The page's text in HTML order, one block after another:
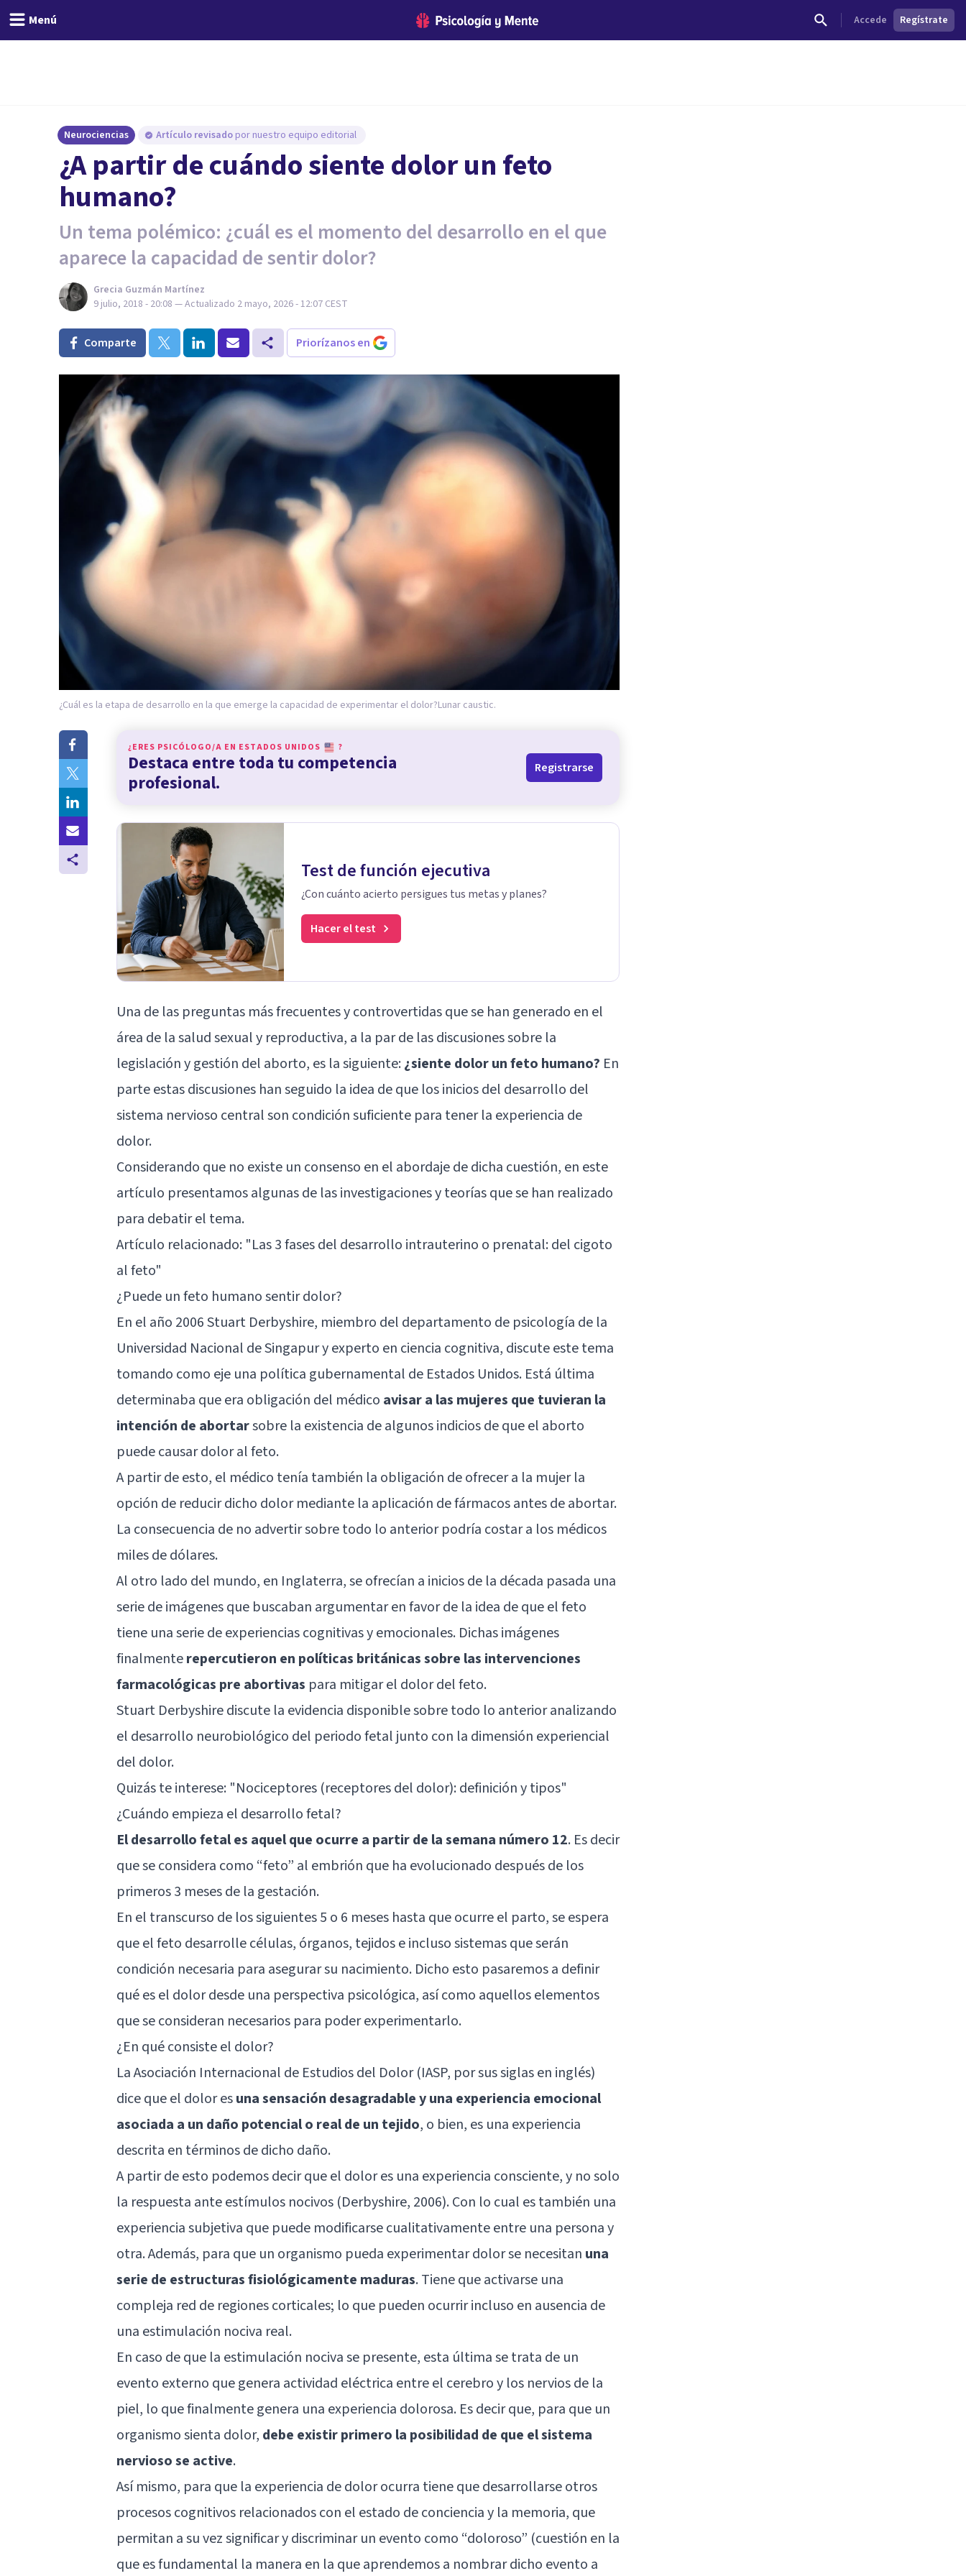
Menú Accede Regístrate
Neurociencias Artículo revisado por nuestro equipo editorial
¿A partir de cuándo siente dolor un feto
humano?
Un tema polémico: ¿cuál es el momento del desarrollo en el que
aparece la capacidad de sentir dolor?
Grecia Guzmán Martínez
9 julio, 2018 - 20:08 — Actualizado 2 mayo, 2026 - 12:07 CEST
Comparte Priorízanos en
¿Cuál es la etapa de desarrollo en la que emerge la capacidad de experimentar el dolor?Lunar caustic.
¿ERES PSICÓLOGO/A EN ESTADOS UNIDOS ?
Destaca entre toda tu competencia
profesional.
Registrarse
Test de función ejecutiva
¿Con cuánto acierto persigues tus metas y planes?
Hacer el test
Una de las preguntas más frecuentes y controvertidas que se han generado en el
área de la salud sexual y reproductiva, a la par de las discusiones sobre la
legislación y gestión del aborto, es la siguiente:¿siente dolor un feto humano? En
parte estas discusiones han seguido la idea de que los inicios del desarrollo del
sistema nervioso central son condición suficiente para tener la experiencia de
dolor.
Considerando que no existe un consenso en el abordaje de dicha cuestión, en este
artículo presentamos algunas de las investigaciones y teorías que se han realizado
para debatir el tema.
Artículo relacionado: "Las 3 fases del desarrollo intrauterino o prenatal: del cigoto
al feto"
¿Puede un feto humano sentir dolor?
En el año 2006 Stuart Derbyshire, miembro del departamento de psicología de la
Universidad Nacional de Singapur y experto en ciencia cognitiva, discute este tema
tomando como eje una política gubernamental de Estados Unidos. Está última
determinaba que era obligación del médico avisar a las mujeres que tuvieran la
intención de abortarsobre la existencia de algunos indicios de que el aborto
puede causar dolor al feto.
A partir de esto, el médico tenía también la obligación de ofrecer a la mujer la
opción de reducir dicho dolor mediante la aplicación de fármacos antes de abortar.
La consecuencia de no advertir sobre todo lo anterior podría costar a los médicos
miles de dólares.
Al otro lado del mundo, en Inglaterra, se ofrecían a inicios de la década pasada una
serie de imágenes que buscaban argumentar en favor de la idea de que el feto
tiene una serie de experiencias cognitivas y emocionales. Dichas imágenes
finalmenterepercutieron en políticas británicas sobre las intervenciones
farmacológicas pre abortivas para mitigar el dolor del feto.
Stuart Derbyshire discute la evidencia disponible sobre todo lo anterior analizando
el desarrollo neurobiológico del periodo fetal junto con la dimensión experiencial
del dolor.
Quizás te interese: "Nociceptores (receptores del dolor): definición y tipos"
¿Cuándo empieza el desarrollo fetal?
El desarrollo fetal es aquel que ocurre a partir de la semana número 12. Es decir
que se considera como “feto” al embrión que ha evolucionado después de los
primeros 3 meses de la gestación.
En el transcurso de los siguientes 5 o 6 meses hasta que ocurre el parto, se espera
que el feto desarrolle células, órganos, tejidos e incluso sistemas que serán
condición necesaria para asegurar su nacimiento. Dicho esto pasaremos a definir
qué es el dolor desde una perspectiva psicológica, así como aquellos elementos
que se consideran necesarios para poder experimentarlo.
¿En qué consiste el dolor?
La Asociación Internacional de Estudios del Dolor (IASP, por sus siglas en inglés)
dice que el dolor esuna sensación desagradable y una experiencia emocional
asociada a un daño potencial o real de un tejido, o bien, es una experiencia
descrita en términos de dicho daño.
A partir de esto podemos decir que el dolor es una experiencia consciente, y no solo
la respuesta ante estímulos nocivos (Derbyshire, 2006). Con lo cual es también una
experiencia subjetiva que puede modificarse cualitativamente entre una persona y
otra. Además, para que un organismo pueda experimentar dolor se necesitan una
serie de estructuras fisiológicamente maduras. Tiene que activarse una
compleja red de regiones corticales; lo que pueden ocurrir incluso en ausencia de
una estimulación nociva real.
En caso de que la estimulación nociva se presente, esta última se trata de un
evento externo que genera actividad eléctrica entre el cerebro y los nervios de la
piel, lo que finalmente genera una experiencia dolorosa. Es decir que, para que un
organismo sienta dolor, debe existir primero la posibilidad de que el sistema
nervioso se active.
Así mismo, para que la experiencia de dolor ocurra tiene que desarrollarse otros
procesos cognitivos relacionados con el estado de conciencia y la memoria, que
permitan a su vez significar y discriminar un evento como “doloroso” (cuestión en la
que es fundamental la manera en la que aprendemos a nombrar dicho evento a